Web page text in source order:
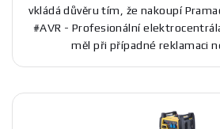
vkládá důvěru tím, že nakoupí
#AVR - Profesionální
měl při případné reklamaci